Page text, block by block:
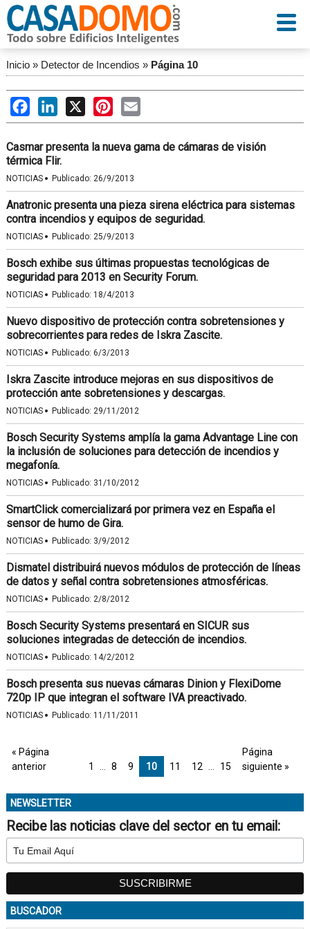
Inicio» Detector de Incendios » Página 10
FacebookLinkedIn
X PinterestEmail
Casmar presenta la nueva gama de cámaras de visión
térmica Flir.
NOTICIAS · Publicado: 26/9/2013
Anatronic presenta una pieza sirena eléctrica para sistemas
contra incendios y equipos de seguridad.
NOTICIAS · Publicado: 25/9/2013
Bosch exhibe sus últimas propuestas tecnológicas de
seguridad para 2013 en Security Forum.
NOTICIAS · Publicado: 18/4/2013
Nuevo dispositivo de protección contra sobretensiones y
sobrecorrientes para redes de Iskra Zascite.
NOTICIAS · Publicado: 6/3/2013
Iskra Zascite introduce mejoras en sus dispositivos de
protección ante sobretensiones y descargas.
NOTICIAS · Publicado: 29/11/2012
Bosch Security Systems amplía la gama Advantage Line con
la inclusión de soluciones para detección de incendios y
megafonía.
NOTICIAS · Publicado: 31/10/2012
SmartClick comercializará por primera vez en España el
sensor de humo de Gira.
NOTICIAS · Publicado: 3/9/2012
Dismatel distribuirá nuevos módulos de protección de líneas
de datos y señal contra sobretensiones atmosféricas.
NOTICIAS · Publicado: 2/8/2012
Bosch Security Systems presentará en SICUR sus
soluciones integradas de detección de incendios.
NOTICIAS · Publicado: 14/2/2012
Bosch presenta sus nuevas cámaras Dinion y FlexiDome
720p IP que integran el software IVA preactivado.
NOTICIAS · Publicado: 11/11/2011
« Página
anterior
1 8 9 10 11 12 15
Página
siguiente »
NEWSLETTER
Recibe las noticias clave del sector en tu email:
BUSCADOR